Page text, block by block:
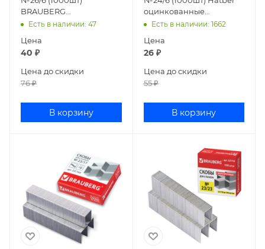
BRAUBERG
оцинкованные 225973
Есть в наличии: 47
Цена
40 ₽
Цена до скидки
76₽
В корзину
оцинкованные
24DS_00024/SS_063651
Есть в наличии: 1662
Цена
26₽
Цена до скидки
55₽
В корзину